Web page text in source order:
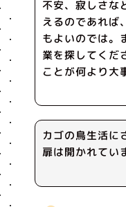
不安、寂しさな
えるのであれば
もよいのでは。
業を探してくだ
ことが何より大
カゴの鳥生活に
扉は開かれてい